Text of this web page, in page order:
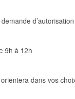
d’autorisation
9h à 12h
dans vos